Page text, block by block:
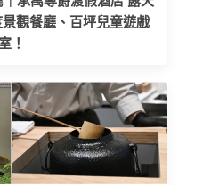
觀餐廳、百坪兒童遊戲
室！